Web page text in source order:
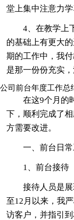
堂上集中注意力
4、在教学上
的基础上有更大
期的工作中，我
是那一份份充实，
公司前台年度工作总
在这9个月的
下，顺利完成了
方需要改进。
一、前台日
1、前台接待
接待人员是
至12月以来，我
访客户，并指引